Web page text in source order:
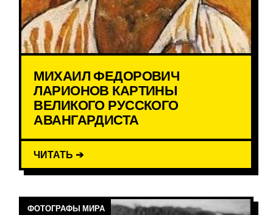
МИХАИЛ ФЕДОРОВИЧ
ЛАРИОНОВ КАРТИНЫ
ВЕЛИКОГО РУССКОГО
АВАНГАРДИСТА
ЧИТАТЬ ➔
ФОТОГРАФЫ МИРА